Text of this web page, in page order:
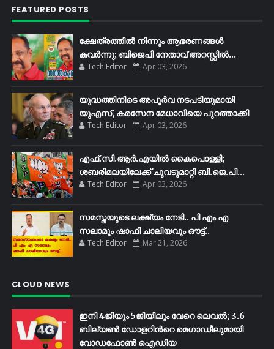
FEATURED POSTS
ക്ഷേത്രത്തിൽ നിന്നും ആഭരണങ്ങൾ
കവർന്നു; ബിജെപി നേതാവ് അറസ്റ്റിൽ...
Tech Editor Apr 03, 2026
യുദ്ധത്തിനിടെ അപൂർവ നടപടിയുമായി
യുഎസ്, കരസേന മേധാവിയെ പുറത്താക്കി
Tech Editor Apr 03, 2026
എഫ്​.സി.ആർ.എയിൽ കൈപൊള്ളി;
ശബരിമലയിലേക്ക്​ ചുവടുമാറ്റി ബി.ജെ.പി...
Tech Editor Apr 03, 2026
സമസ്തയുടെ ലക്ഷ്യം നേടി.. പി എം എ
സലാമും ഷാഫി ചാലിയവും ഔട്ട്..
Tech Editor Mar 21, 2026
CLOUD NEWS
ഇനി 4ജിയും 5ജിയിലും വേറെ ലെവൽ; 3.6
ബില്യണ്‍ ഡോളറിന്‍റെ മെഗാഡീലുമായി
വോഡഫോണ്‍ ഐഡിയ